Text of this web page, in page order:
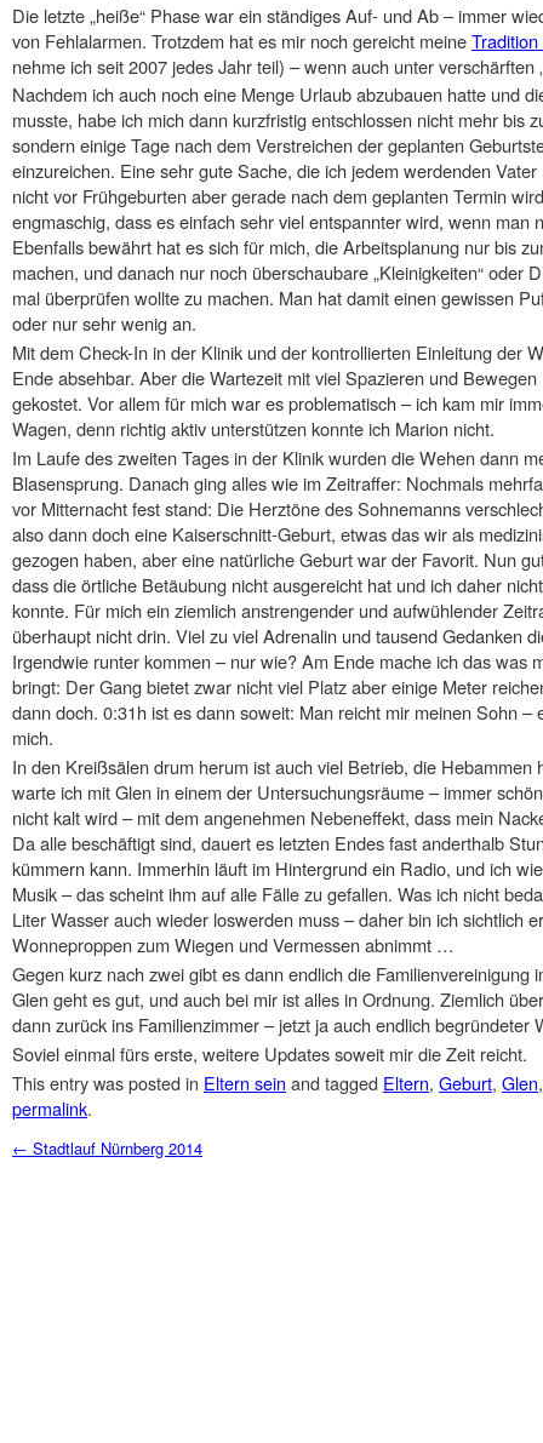
Die letzte „heiße“ Phase war ein ständiges Auf- und Ab – immer
von Fehlalarmen. Trotzdem hat es mir noch gereicht meine
nehme ich seit 2007 jedes Jahr teil) – wenn auch unter verschärften
Nachdem ich auch noch eine Menge Urlaub abzubauen hatte und
musste, habe ich mich dann kurzfristig entschlossen nicht mehr bis
sondern einige Tage nach dem Verstreichen der geplanten
einzureichen. Eine sehr gute Sache, die ich jedem werdenden
nicht vor Frühgeburten aber gerade nach dem geplanten Termin
engmaschig, dass es einfach sehr viel entspannter wird, wenn man
Ebenfalls bewährt hat es sich für mich, die Arbeitsplanung nur bis
machen, und danach nur noch überschaubare „Kleinigkeiten“ oder
mal überprüfen wollte zu machen. Man hat damit einen gewissen
oder nur sehr wenig an.
Mit dem Check-In in der Klinik und der kontrollierten Einleitung der
Ende absehbar. Aber die Wartezeit mit viel Spazieren und
gekostet. Vor allem für mich war es problematisch – ich kam mir
Wagen, denn richtig aktiv unterstützen konnte ich Marion nicht.
Im Laufe des zweiten Tages in der Klinik wurden die Wehen dann
Blasensprung. Danach ging alles wie im Zeitraffer: Nochmals
vor Mitternacht fest stand: Die Herztöne des Sohnemanns
also dann doch eine Kaiserschnitt-Geburt, etwas das wir als
gezogen haben, aber eine natürliche Geburt war der Favorit. Nun
dass die örtliche Betäubung nicht ausgereicht hat und ich daher
konnte. Für mich ein ziemlich anstrengender und aufwühlender
überhaupt nicht drin. Viel zu viel Adrenalin und tausend Gedanken
Irgendwie runter kommen – nur wie? Am Ende mache ich das was
bringt: Der Gang bietet zwar nicht viel Platz aber einige Meter
dann doch. 0:31h ist es dann soweit: Man reicht mir meinen Sohn –
mich.
In den Kreißsälen drum herum ist auch viel Betrieb, die Hebammen
warte ich mit Glen in einem der Untersuchungsräume – immer
nicht kalt wird – mit dem angenehmen Nebeneffekt, dass mein
Da alle beschäftigt sind, dauert es letzten Endes fast anderthalb
kümmern kann. Immerhin läuft im Hintergrund ein Radio, und ich
Musik – das scheint ihm auf alle Fälle zu gefallen. Was ich nicht
Liter Wasser auch wieder loswerden muss – daher bin ich sichtlich
Wonneproppen zum Wiegen und Vermessen abnimmt …
Gegen kurz nach zwei gibt es dann endlich die
Glen geht es gut, und auch bei mir ist alles in Ordnung. Ziemlich
dann zurück ins Familienzimmer – jetzt ja auch endlich begründeter
Soviel einmal fürs erste, weitere Updates soweit mir die Zeit reicht.
This entry was posted in Eltern sein and tagged Eltern, Geburt, Glen
permalink.
Post navigation
← Stadtlauf Nürnberg 2014